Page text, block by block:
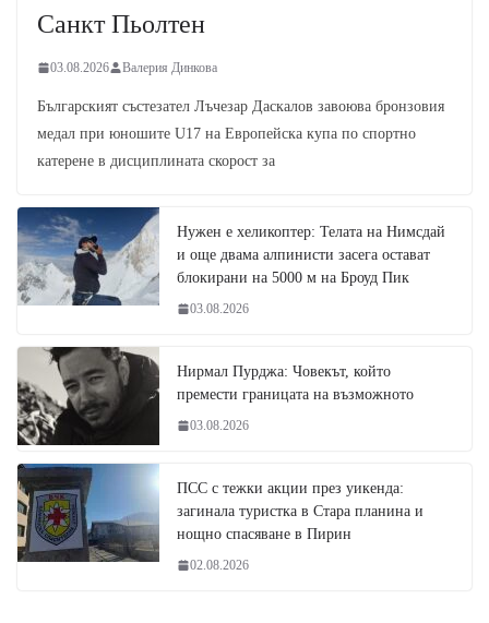
Санкт Пьолтен
03.08.2026 Валерия Динкова
Българският състезател Лъчезар Даскалов завоюва бронзовия
медал при юношите U17 на Европейска купа по спортно
катерене в дисциплината скорост за
Нужен е хеликоптер: Телата на Нимсдай
и още двама алпинисти засега остават
блокирани на 5000 м на Броуд Пик
03.08.2026
Нирмал Пурджа: Човекът, който
премести границата на възможното
03.08.2026
ПСС с тежки акции през уикенда:
загинала туристка в Стара планина и
нощно спасяване в Пирин
02.08.2026